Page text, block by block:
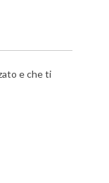
e che ti